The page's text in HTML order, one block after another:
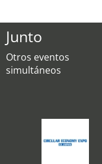
Junto
Otros eventos
simultáneos